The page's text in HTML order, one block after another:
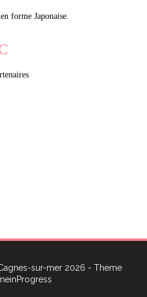
forme Japonaise.
sur-mer 2026 - Theme